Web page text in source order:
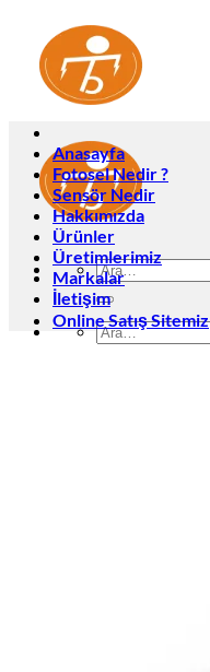
Ara:
Ara:
Anasayfa
Fotosel Nedir ?
Sensör Nedir
Hakkımızda
Ürünler
Üretimlerimiz
Markalar
İletişim
Online Satış Sitemiz